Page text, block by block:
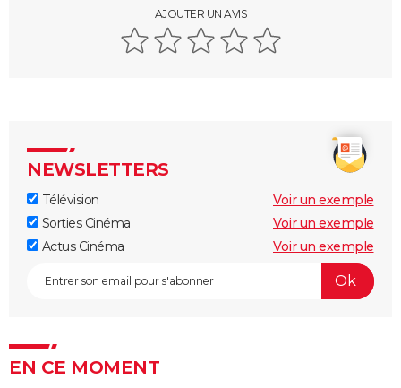
AJOUTER UN AVIS
NEWSLETTERS
Télévision
Voir un exemple
Sorties Cinéma
Voir un exemple
Actus Cinéma
Voir un exemple
EN CE MOMENT